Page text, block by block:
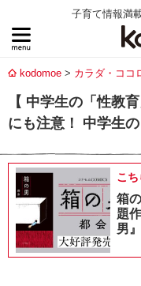
子育て情報満
kodomoe カラダ・ココ
【 中学生の「性教
にも注意！ 中学生
こ
箱
題
男